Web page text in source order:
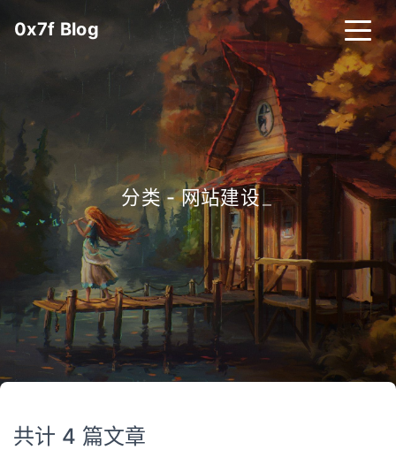
0x7f Blog
归档 标签
项目
项目列表 无线电
HRT 计数器 CNValues
分类 - 网站建设_
共计 4 篇文章